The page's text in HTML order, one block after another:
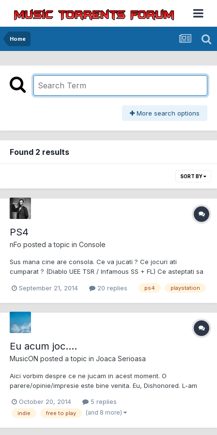
Home
More search options
Found 2 results
SORT BY
PS4
nFo posted a topic in Console
Sus mana cine are consola. Ce va jucati ? Ce jocuri ati
cumparat ? (Diablo UEE TSR / Infamous SS + FL) Ce asteptati sa
Middle Earth : SoM & Assassins Creed Unity) Ce va enerveaza la
September 21, 2014 20 replies ps4 playstation
Eu acum joc....
MusicON posted a topic in Joaca Serioasa
Aici vorbim despre ce ne jucam in acest moment. O
parere/opinie/impresie este bine venita. Eu, Dishonored. L-am
termin.
October 20, 2014 5 replies
indie free to play (and 8 more)